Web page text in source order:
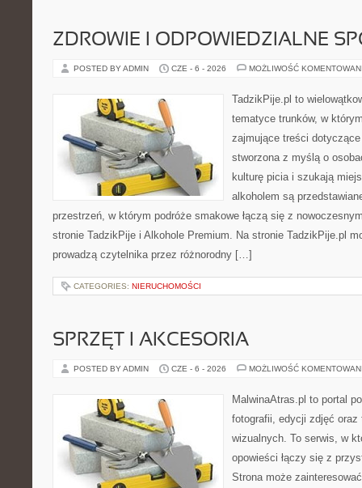
ZDROWIE I ODPOWIEDZIALNE
POSTED BY ADMIN CZE - 6 - 2026 MOŻLIWOŚĆ
TadzikPije.pl to
tematyce trunków, w
zajmujące treści dotyczące
stworzona z myślą o
kulturę picia i szukają
alkoholem są
przestrzeń, w którym podróże smakowe łączą się z
stronie TadzikPije i Alkohole Premium. Na stronie TadzikPije.pl
prowadzą czytelnika przez różnorodny […]
CATEGORIES: NIERUCHOMOŚCI
SPRZĘT I AKCESORIA
POSTED BY ADMIN CZE - 6 - 2026 MOŻLIWOŚĆ
MalwinaAtras.pl to portal
fotografii, edycji zdjęć oraz
wizualnych. To serwis, w
opowieści łączy się z
Strona może